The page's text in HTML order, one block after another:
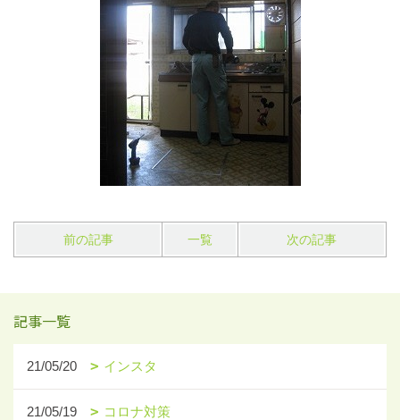
前の記事 一覧 次の記事
記事一覧
21/05/20 インスタ
21/05/19 コロナ対策